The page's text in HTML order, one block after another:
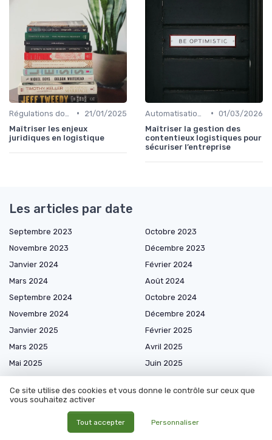
•
21/01/2025
Maîtriser les enjeux
juridiques en logistique
• 01/03/2026
Maîtriser la gestion des
contentieux logistiques pour
sécuriser l’entreprise
Les articles par date
Septembre 2023
Octobre 2023
Novembre 2023
Décembre 2023
Janvier 2024
Février 2024
Mars 2024
Août 2024
Septembre 2024
Octobre 2024
Novembre 2024
Décembre 2024
Janvier 2025
Février 2025
Mars 2025
Avril 2025
Mai 2025
Juin 2025
Septembre 2025
Octobre 2025
Novembre 2025
Ce site utilise des cookies et vous donne le contrôle sur ceux que
vous souhaitez activer
Tout accepter Personnaliser